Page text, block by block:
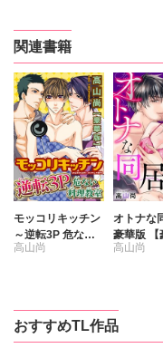
関連書籍
モッコリキッチン
～逆転3P 危ない
料理教室【豪華
高山尚
オトナな
豪華版 【
定特典付
高山尚
おすすめTL作品